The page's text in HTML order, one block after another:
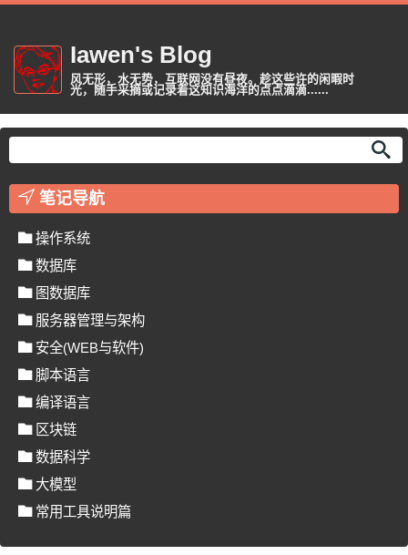
Iawen's Blog
风无形，水无势，互联网没有昼夜。趁这些许的闲暇时
光，随手采摘或记录着这知识海洋的点点滴滴......
笔记导航
操作系统
数据库
图数据库
服务器管理与架构
安全(WEB与软件)
脚本语言
编译语言
区块链
数据科学
大模型
常用工具说明篇